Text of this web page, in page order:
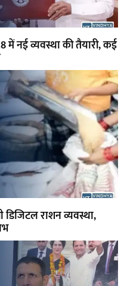
में नई व्यवस्था की तैयारी, कई
राशन व्यवस्था,